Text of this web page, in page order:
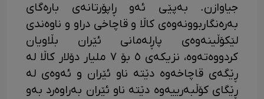
جیاوازن. بەپێی ئەو ڕاپۆرتانەی بارەگای
بەرەنگاربوونەوەی کاڵا و قاچاخی دراو و ناوەندی
لێکۆڵینەوەی پاڕلەمانی ئێران بڵاویان
کردووەتەوە، نزیکەی ٥ بۆ ٧ ملیار دۆلار کاڵا لە
ڕێگەی قاچاخەوە دێتە ناو ئێران و ئەوەی لە
ڕێگای کۆڵبەرییەوە دێتە ناو ئێران بەراوەرد بەو